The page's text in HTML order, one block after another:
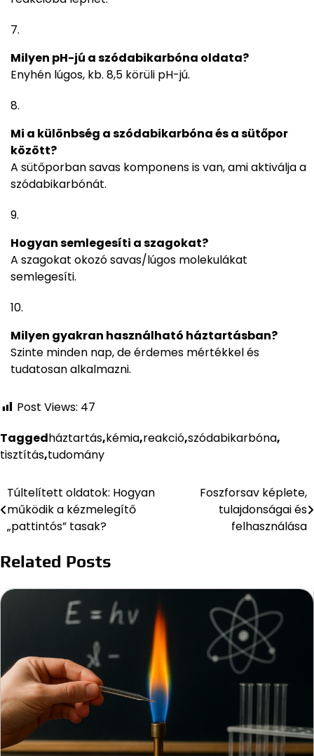
Milyen pH-jú a szódabikarbóna oldata?
Enyhén lúgos, kb. 8,5 körüli pH-jú.
Mi a különbség a szódabikarbóna és a sütőpor
között?
A sütőporban savas komponens is van, ami aktiválja a
szódabikarbónát.
Hogyan semlegesíti a szagokat?
A szagokat okozó savas/lúgos molekulákat
semlegesíti.
Milyen gyakran használható háztartásban?
Szinte minden nap, de érdemes mértékkel és
tudatosan alkalmazni.
Post Views: 47
Taggedháztartás,kémia,reakció,szódabikarbóna,
tisztítás,tudomány
Bejegyzés
navigáció
Túltelített oldatok: Hogyan
működik a kézmelegítő
„pattintós” tasak?
Foszforsav képlete,
tulajdonságai és
felhasználása
Related Posts